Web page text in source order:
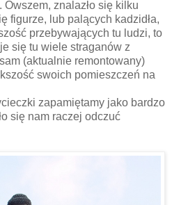
znalazło się kilku
figurze, lub palących kadzidła,
przebywających tu ludzi, to
się tu wiele straganów z
(aktualnie remontowany)
swoich pomieszczeń na
zapamiętamy jako bardzo
się nam raczej odczuć